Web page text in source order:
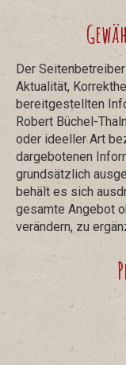
Der
Aktualität,
bereitgestellten
Robert Büchel-
oder ideeller Art
dargebotenen
grundsätzlich
behält es sich
gesamte Angebot
verändern, zu